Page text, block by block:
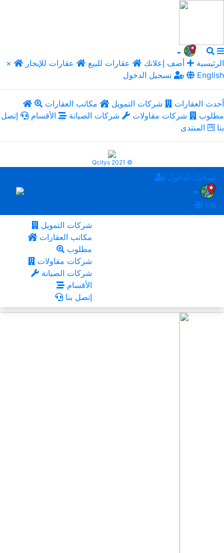
× الرئيسية أضف إعلانك عقارات للبيع
عقارات للإيجار
تسجيل الدخول
English
أحدث العقارات شركات التمويل
مكاتب العقارات
مطلوب
شركات مقاولات شركات الصيانة الأقسام
إتصل
بنا
المنتدى
Qcitys 2021 ©
تسجيل الدخول
EN
شركات التمويل
مكاتب العقارات
مطلوب
شركات مقاولات
شركات الصيانة
الأقسام
إتصل بنا